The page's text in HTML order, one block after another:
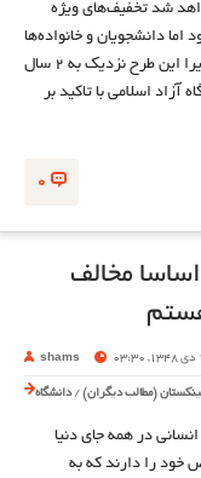
شد تخفیف‌های ویژه
اما دانشجویان و خانواده‌ها
باید قدری صبور باشند زیرا این طرح نزدیک به 2 سال
اسلامی با تاکید بر
0
مخالف
shams
(مطالب دیگران) /دانشگاه
در همه جای دنیا
را دارند که به